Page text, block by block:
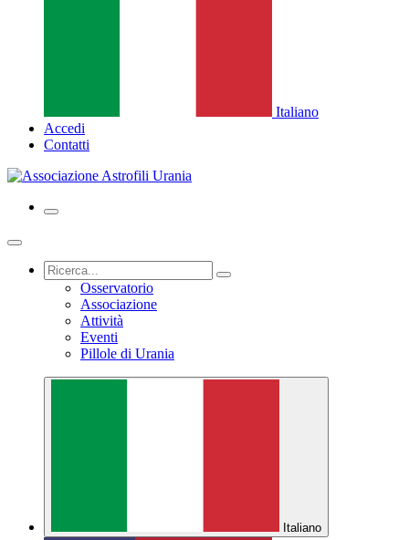
Italiano
Accedi
Contatti
Osservatorio
Associazione
Attività
Eventi
Pillole di Urania
Italiano